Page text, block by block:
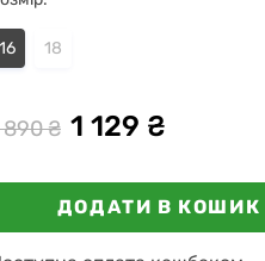
16 18
890 ₴ 1 129 ₴
ДОДАТИ В КОШИК